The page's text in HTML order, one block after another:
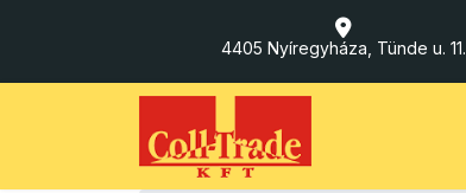
4405 Nyíregyháza, Tünde u. 11.